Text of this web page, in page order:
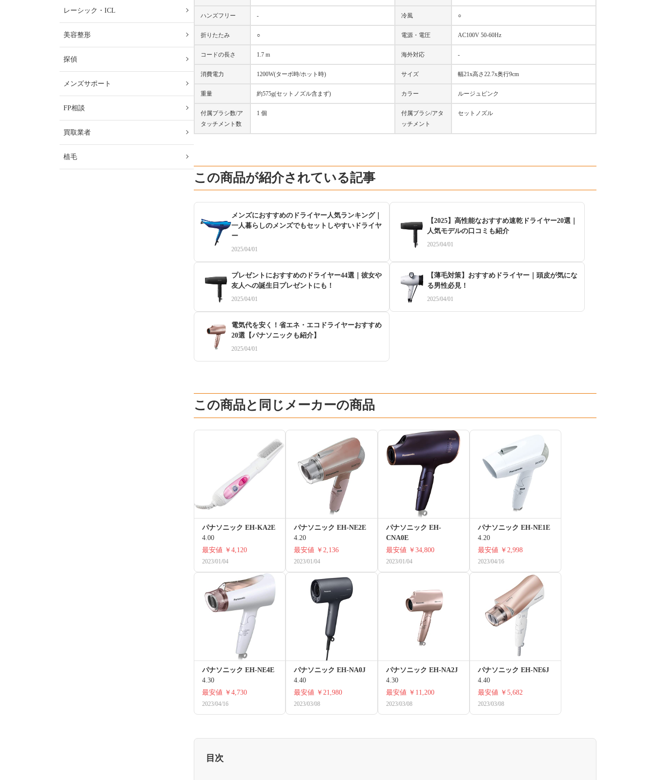
ハンズフリー - 冷風 ○
折りたたみ ○ 電源・電圧 AC100V 50-60Hz
コードの長さ 1.7 m 海外対応 -
消費電力 1200W(ターボ時/ホット時) サイズ 幅21x高さ22.7x奥行9cm
重量 約575g(セットノズル含まず) カラー ルージュピンク
付属ブラシ数/ア
タッチメント数
1 個
付属ブラシ/アタ
ッチメント
セットノズル
この商品が紹介されている記事
メンズにおすすめのドライヤー人気ランキング｜
一人暮らしのメンズでもセットしやすいドライヤ
ー
2025/04/01
【2025】高性能なおすすめ速乾ドライヤー20選｜
人気モデルの口コミも紹介
2025/04/01
プレゼントにおすすめのドライヤー44選｜彼女や
友人への誕生日プレゼントにも！
2025/04/01
【薄毛対策】おすすめドライヤー｜頭皮が気にな
る男性必見！
2025/04/01
電気代を安く！省エネ・エコドライヤーおすすめ
20選【パナソニックも紹介】
2025/04/01
この商品と同じメーカーの商品
パナソニック EH-KA2E
4.00
最安値 ￥4,120
2023/01/04
パナソニック EH-NE2E
4.20
最安値 ￥2,136
2023/01/04
パナソニック EH-
CNA0E
最安値 ￥34,800
2023/01/04
パナソニック EH-NE1E
4.20
最安値 ￥2,998
2023/04/16
パナソニック EH-NE4E
4.30
最安値 ￥4,730
2023/04/16
パナソニック EH-NA0J
4.40
最安値 ￥21,980
2023/03/08
パナソニック EH-NA2J
4.30
最安値 ￥11,200
2023/03/08
パナソニック EH-NE6J
4.40
最安値 ￥5,682
2023/03/08
目次
レーシック・ICL
美容整形
探偵
メンズサポート
FP相談
買取業者
植毛